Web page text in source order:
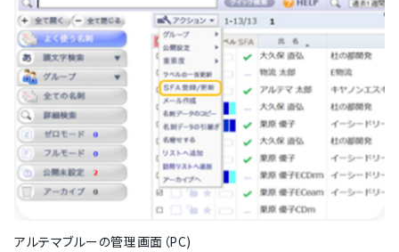
アルテマブルーの管理画面（PC)